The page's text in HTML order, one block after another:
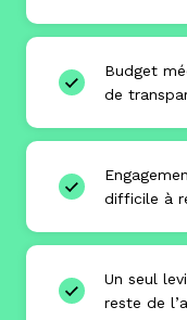
Budget
de
difficile à
Un seul
reste de